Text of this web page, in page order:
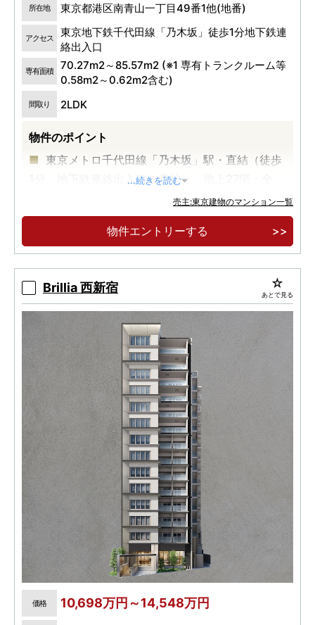
所在地 東京都港区南青山一丁目49番1他(地番)
アクセス
東京地下鉄千代田線「乃木坂」徒歩1分地下鉄連
絡出入口
専有面積
70.27m2～85.57m2 (※1 専有トランクルーム等
0.58m2～0.62m2含む)
間取り 2LDK
物件のポイント
東京メトロ千代田線「乃木坂」駅・直結（徒歩
1分、地下鉄連絡出入口に直結）、地上27階・全
...続きを読む
売主:東京建物のマンション一覧
物件エントリーする
Brillia 西新宿 あとで見る
価格 10,698万円～14,548万円